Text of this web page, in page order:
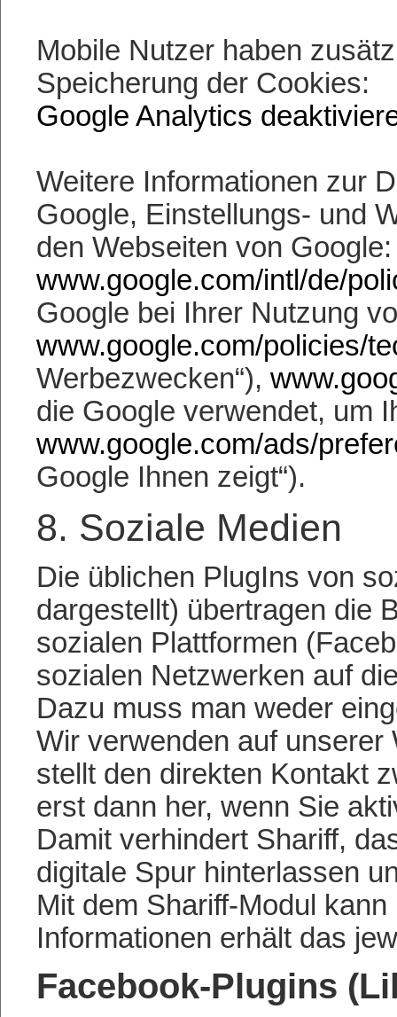
Mobile Nutzer haben
Speicherung der Cookies:
Google Analytics
Weitere Informationen zur
Google, Einstellungs- und
den Webseiten von Google:
www.google.com/intl/de/
Google bei Ihrer Nutzung
www.google.com/policies/
Werbezwecken“),
die Google verwendet, um
www.google.com/ads/
Google Ihnen zeigt“).
8. Soziale Medien
Die üblichen PlugIns von
dargestellt) übertragen die
sozialen Plattformen
sozialen Netzwerken auf
Dazu muss man weder
Wir verwenden auf unserer
stellt den direkten Kontakt
erst dann her, wenn Sie
Damit verhindert Shariff,
digitale Spur hinterlassen
Mit dem Shariff-Modul
Informationen erhält das
Facebook-Plugins